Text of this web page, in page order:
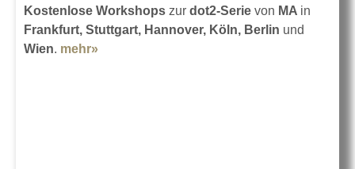
Kostenlose Workshops zur dot2-Serie von MA in
Frankfurt, Stuttgart, Hannover, Köln, Berlin und
Wien. mehr»